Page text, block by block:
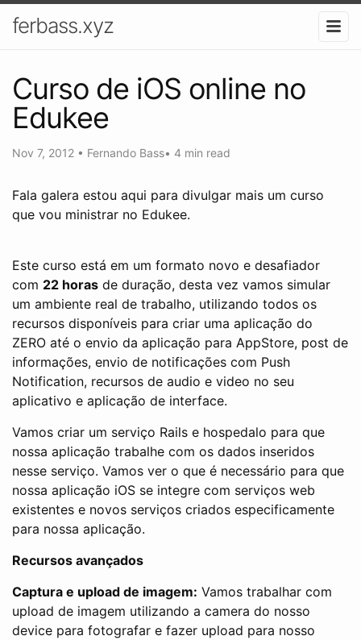
ferbass.xyz
Curso de iOS online no
Edukee
Nov 7, 2012 • Fernando Bass• 4 min read
Fala galera estou aqui para divulgar mais um curso
que vou ministrar no Edukee.
Este curso está em um formato novo e desafiador
com 22 horas de duração, desta vez vamos simular
um ambiente real de trabalho, utilizando todos os
recursos disponíveis para criar uma aplicação do
ZERO até o envio da aplicação para AppStore, post de
informações, envio de notificações com Push
Notification, recursos de audio e video no seu
aplicativo e aplicação de interface.
Vamos criar um serviço Rails e hospedalo para que
nossa aplicação trabalhe com os dados inseridos
nesse serviço. Vamos ver o que é necessário para que
nossa aplicação iOS se integre com serviços web
existentes e novos serviços criados especificamente
para nossa aplicação.
Recursos avançados
Captura e upload de imagem: Vamos trabalhar com
upload de imagem utilizando a camera do nosso
device para fotografar e fazer upload para nosso